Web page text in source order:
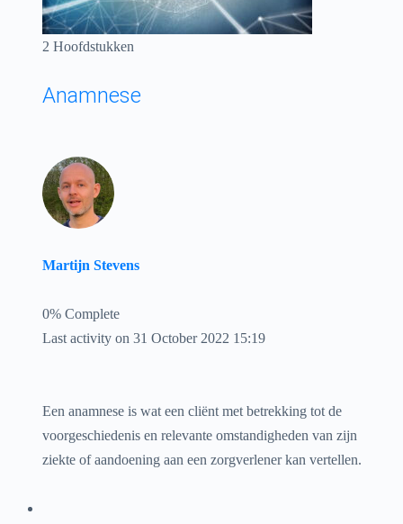
2 Hoofdstukken
Anamnese
Martijn Stevens
0% Complete
Last activity on 31 October 2022 15:19
Een anamnese is wat een cliënt met betrekking tot de
voorgeschiedenis en relevante omstandigheden van zijn
ziekte of aandoening aan een zorgverlener kan vertellen.